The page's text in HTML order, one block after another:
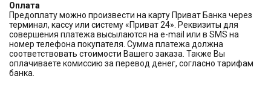
Оплата
Предоплату можно произвести на карту Приват Банка через
терминал, кассу или систему «Приват 24». Реквизиты для
совершения платежа высылаются на e-mail или в SMS на
номер телефона покупателя. Сумма платежа должна
соответствовать стоимости Вашего заказа. Также Вы
оплачиваете комиссию за перевод денег, согласно тарифам
банка.